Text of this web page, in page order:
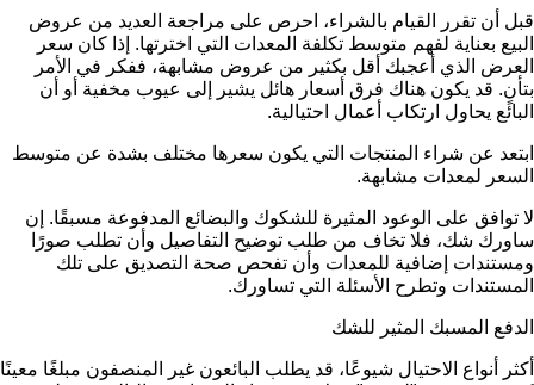
قبل أن تقرر القيام بالشراء، احرص على مراجعة العديد من عروض
البيع بعناية لفهم متوسط تكلفة المعدات التي اخترتها. إذا كان سعر
العرض الذي أعجبك أقل بكثير من عروض مشابهة، ففكر في الأمر
بتأنٍ. قد يكون هناك فرق أسعار هائل يشير إلى عيوب مخفية أو أن
البائع يحاول ارتكاب أعمال احتيالية.
ابتعد عن شراء المنتجات التي يكون سعرها مختلف بشدة عن متوسط
السعر لمعدات مشابهة.
لا توافق على الوعود المثيرة للشكوك والبضائع المدفوعة مسبقًا. إن
ساورك شك، فلا تخاف من طلب توضيح التفاصيل وأن تطلب صورًا
ومستندات إضافية للمعدات وأن تفحص صحة التصديق على تلك
المستندات وتطرح الأسئلة التي تساورك.
الدفع المسبك المثير للشك
أكثر أنواع الاحتيال شيوعًا، قد يطلب البائعون غير المنصفون مبلغًا معينًا